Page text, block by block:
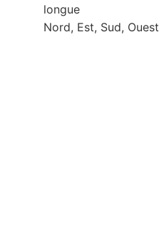
longue
Nord, Est, Sud, Ouest